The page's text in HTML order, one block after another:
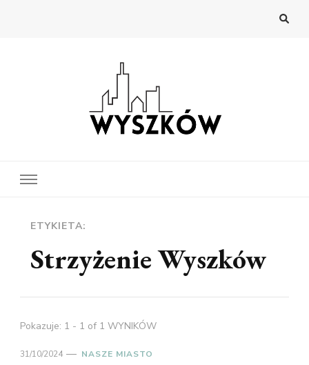
ETYKIETA:
Strzyżenie Wyszków
Pokazuje: 1 - 1 of 1 WYNIKÓW
31/10/2024 NASZE MIASTO